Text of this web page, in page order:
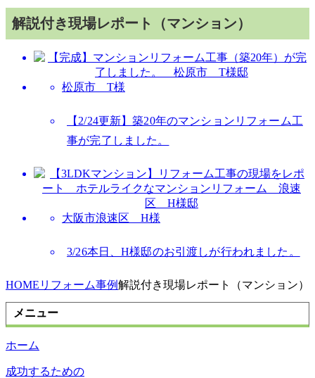
解説付き現場レポート（マンション）
松原市 T様
【2/24更新】築20年のマンションリフォーム工
事が完了しました。
大阪市浪速区 H様
3/26本日、H様邸のお引渡しが行われました。
HOME リフォーム事例解説付き現場レポート（マンション）
メニュー
ホーム
成功するための